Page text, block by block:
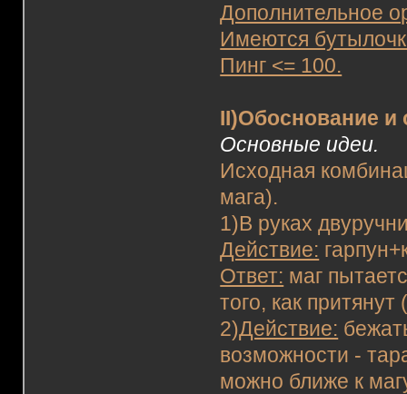
Дополнительное
Имеются
Пинг <= 100.
II)Обоснование
Основные идеи.
Исходная
мага).
1)В руках
Действие:
Ответ: маг
того, как притянут
2)Действие:
возможности -
можно ближе к